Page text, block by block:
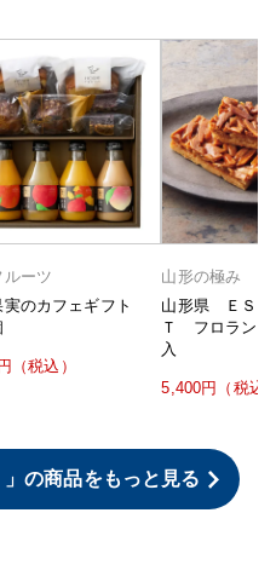
ルーツ
実のカフェギフト
（税込）
山形の極み
山形県 ＥＳＣ
Ｔ フロラン
入
5,400円（税込
」の商品をもっと見る